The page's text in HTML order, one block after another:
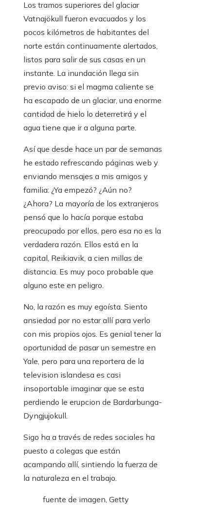
Los tramos superiores del glaciar
Vatnajökull fueron evacuados y los
pocos kilómetros de habitantes del
norte están continuamente alertados,
listos para salir de sus casas en un
instante. La inundación llega sin
previo aviso: si el magma caliente se
ha escapado de un glaciar, una enorme
cantidad de hielo lo deterretirá y el
agua tiene que ir a alguna parte.
Así que desde hace un par de semanas
he estado refrescando páginas web y
enviando mensajes a mis amigos y
familia: ¿Ya empezó? ¿Aún no?
¿Ahora? La mayoría de los extranjeros
pensó que lo hacía porque estaba
preocupado por ellos, pero esa no es la
verdadera razón. Ellos está en la
capital, Reikiavik, a cien millas de
distancia. Es muy poco probable que
alguno este en peligro.
No, la razón es muy egoísta. Siento
ansiedad por no estar allí para verlo
con mis propios ojos. Es genial tener la
oportunidad de pasar un semestre en
Yale, pero para una reportera de la
television islandesa es casi
insoportable imaginar que se esta
perdiendo le erupcion de Bardarbunga-
Dyngjujokull.
Sigo ha a través de redes sociales ha
puesto a colegas que están
acampando allí, sintiendo la fuerza de
la naturaleza en el trabajo.
fuente de imagen, Getty